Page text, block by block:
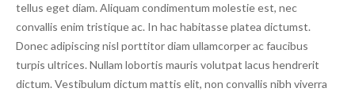
tellus eget diam. Aliquam condimentum molestie est, nec
convallis enim tristique ac. In hac habitasse platea dictumst.
Donec adipiscing nisl porttitor diam ullamcorper ac faucibus
turpis ultrices. Nullam lobortis mauris volutpat lacus hendrerit
dictum. Vestibulum dictum mattis elit, non convallis nibh viverra